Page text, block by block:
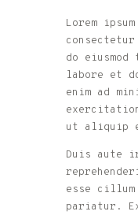
Lorem
do
labore et
enim ad
ut aliquip
Duis aute
esse
pariatur.